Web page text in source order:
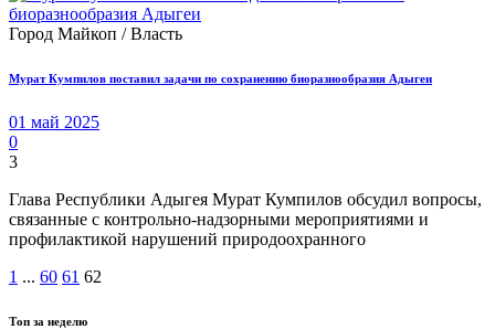
Город Майкоп / Власть
Мурат Кумпилов поставил задачи по сохранению биоразнообразия Адыгеи
01 май 2025
0
3
Глава Республики Адыгея Мурат Кумпилов обсудил вопросы,
связанные с контрольно-надзорными мероприятиями и
профилактикой нарушений природоохранного
1 ... 60 61 62
Топ за неделю